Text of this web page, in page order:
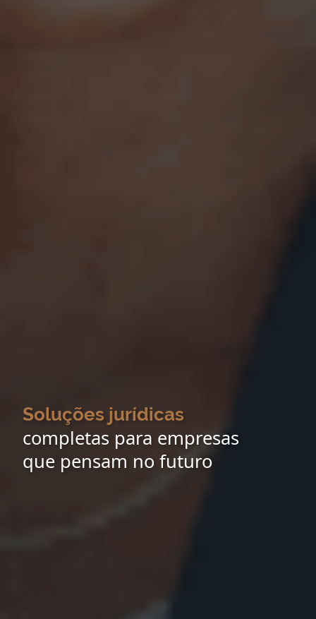
Soluções jurídicas
completas para empresas
que pensam no futuro